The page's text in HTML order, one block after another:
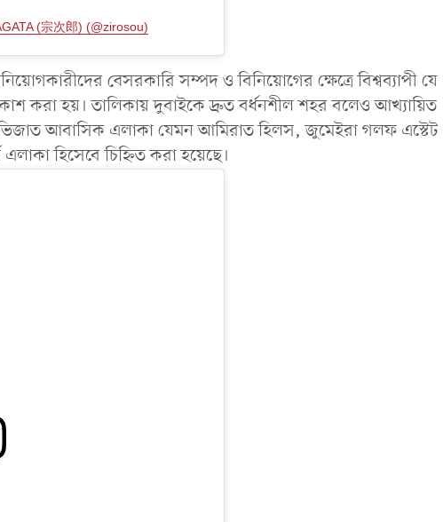
(宗次郎) (@zirosou)
বেসরকারি সম্পদ ও বিনিয়োগের ক্ষেত্রে বিশ্বব্যাপী যে
করা হয়। তালিকায় দুবাইকে দ্রুত বর্ধনশীল শহর বলেও আখ্যায়িত
আবাসিক এলাকা যেমন আমিরাত হিলস, জুমেইরা গলফ এস্টেট
হিসেবে চিহ্নিত করা হয়েছে।